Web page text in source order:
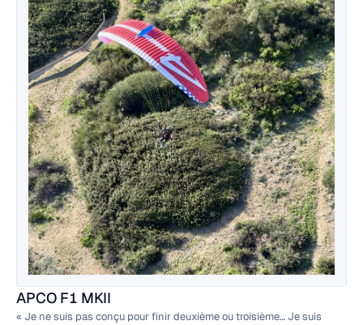
APCO F1 MKII
« Je ne suis pas conçu pour finir deuxième ou troisième… Je suis